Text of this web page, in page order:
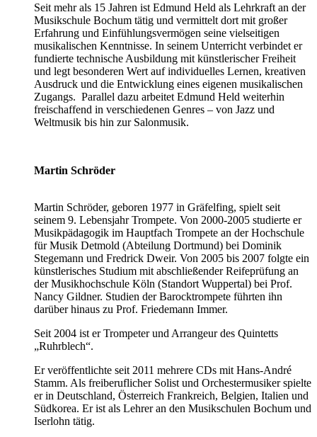
Seit mehr als 15 Jahren ist Edmund Held als Lehrkraft an der
Musikschule Bochum tätig und vermittelt dort mit großer
Erfahrung und Einfühlungsvermögen seine vielseitigen
musikalischen Kenntnisse. In seinem Unterricht verbindet er
fundierte technische Ausbildung mit künstlerischer Freiheit
und legt besonderen Wert auf individuelles Lernen, kreativen
Ausdruck und die Entwicklung eines eigenen musikalischen
Zugangs. Parallel dazu arbeitet Edmund Held weiterhin
freischaffend in verschiedenen Genres – von Jazz und
Weltmusik bis hin zur Salonmusik.
Martin Schröder
Martin Schröder, geboren 1977 in Gräfelfing, spielt seit
seinem 9. Lebensjahr Trompete. Von 2000-2005 studierte er
Musikpädagogik im Hauptfach Trompete an der Hochschule
für Musik Detmold (Abteilung Dortmund) bei Dominik
Stegemann und Fredrick Dweir. Von 2005 bis 2007 folgte ein
künstlerisches Studium mit abschließender Reifeprüfung an
der Musikhochschule Köln (Standort Wuppertal) bei Prof.
Nancy Gildner. Studien der Barocktrompete führten ihn
darüber hinaus zu Prof. Friedemann Immer.
Seit 2004 ist er Trompeter und Arrangeur des Quintetts
„Ruhrblech“.
Er veröffentlichte seit 2011 mehrere CDs mit Hans-André
Stamm. Als freiberuflicher Solist und Orchestermusiker spielte
er in Deutschland, Österreich Frankreich, Belgien, Italien und
Südkorea. Er ist als Lehrer an den Musikschulen Bochum und
Iserlohn tätig.